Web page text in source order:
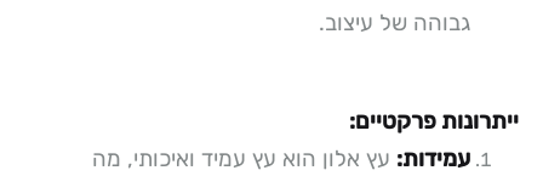
גבוהה של עיצוב.
ייתרונות פרקטיים:
עמידות: עץ אלון הוא עץ עמיד ואיכותי, מה